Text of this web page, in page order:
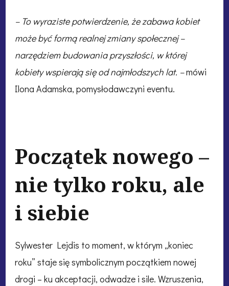
– To wyraziste potwierdzenie, że zabawa kobiet
może być formą realnej zmiany społecznej –
narzędziem budowania przyszłości, w której
kobiety wspierają się od najmłodszych lat. –mówi
Ilona Adamska, pomysłodawczyni eventu.
Początek nowego –
nie tylko roku, ale
i siebie
Sylwester Lejdis to moment, w którym „koniec
roku” staje się symbolicznym początkiem nowej
drogi – ku akceptacji, odwadze i sile. Wzruszenia,